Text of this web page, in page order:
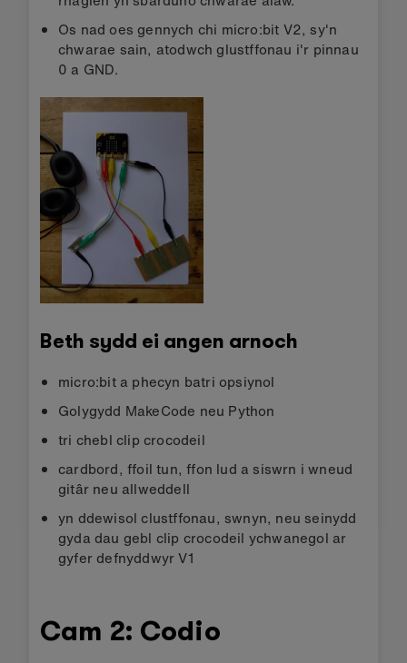
Os nad oes gennych chi micro:bit V2, sy'n
chwarae sain, atodwch glustffonau i'r pinnau
0 a GND.
Beth sydd ei angen arnoch
micro:bit a phecyn batri opsiynol
Golygydd MakeCode neu Python
tri chebl clip crocodeil
cardbord, ffoil tun, ffon lud a siswrn i wneud
gitâr neu allweddell
yn ddewisol clustffonau, swnyn, neu seinydd
gyda dau gebl clip crocodeil ychwanegol ar
gyfer defnyddwyr V1
Cam 2: Codio